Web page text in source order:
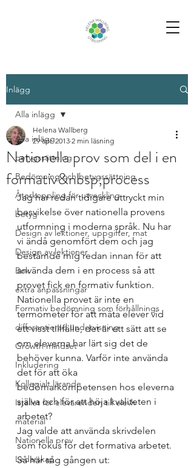
Inlägg
Alla inlägg
betygssättning
Bedömning och betygssättning
Återkoppling för utveckling
betyg
Design av lektioner, uppgifter, mat
Design av lektioner
Bok
extra anpassningar
Formativ bedömning som förhållnings
differentierad undervisning
Growth mindset
Inkludering
Kollegialt lärande
Istället för elevärenden till elevh
material
Nationella prov
Ledarskap
Alla inlägg
Nationella prov som del i en
formativ&nbsp;process
Helena Wallberg
29 apr. 2013 2 min läsning
Jag har redan tidigare uttryckt min
besvikelse över nationella provens
utformning i moderna språk. Nu har
vi ändå genomfört dem och jag
bestämde mig redan innan för att
använda dem i en process så att
provet fick en formativ funktion.
Nationella provet är inte en
termometer för att mäta elever vid
ett visst tillfälle, det är ett sätt att se
om eleverna har lärt sig det de
behöver kunna. Varför inte använda
det för att öka
bedömarkompetensen hos eleverna
själva och för att höja kvaliteten i
arbetet?
Jag valde att använda skrivdelen
som fokus för det formativa arbetet.
Så här såg gången ut: